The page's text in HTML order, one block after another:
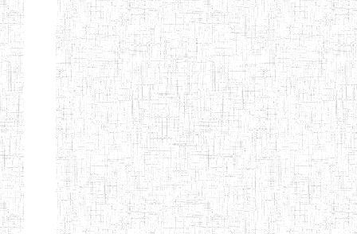
Chercher:
Effacer les filtres
Denomination
Type